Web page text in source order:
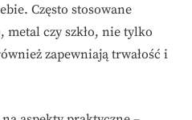
Często stosowane
metal czy szkło, nie tylko
zapewniają trwałość i